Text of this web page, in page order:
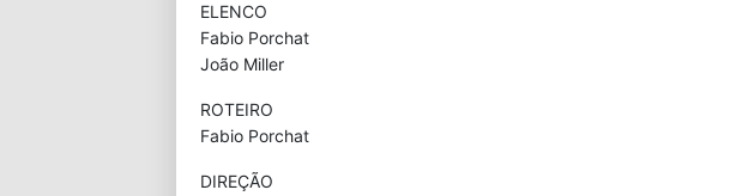
ELENCO
Fabio Porchat
João Miller
ROTEIRO
Fabio Porchat
DIREÇÃO